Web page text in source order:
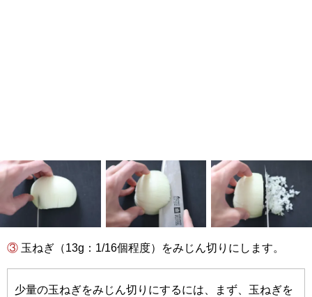
③ 玉ねぎ（13g：1/16個程度）をみじん切りにします。
少量の玉ねぎをみじん切りにするには、まず、玉ねぎを